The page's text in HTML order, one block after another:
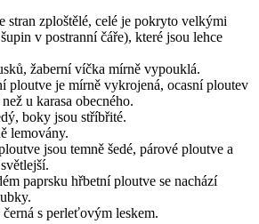
stran zploštělé, celé je pokryto velkými
v postranní čáře), které jsou lehce
žaberní víčka mírně vypouklá.
ploutve je mírně vykrojená, ocasní ploutev
u karasa obecného.
boky jsou stříbřité.
lemovány.
jsou temně šedé, párové ploutve a
paprsku hřbetní ploutve se nachází
s perleťovým leskem.